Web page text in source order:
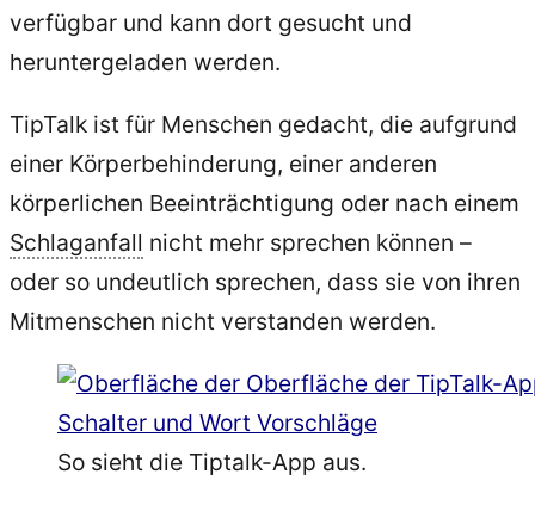
verfügbar und kann dort gesucht und
heruntergeladen werden.
TipTalk ist für Menschen gedacht, die aufgrund
einer Körperbehinderung, einer anderen
körperlichen Beeinträchtigung oder nach einem
Schlaganfall nicht mehr sprechen können –
oder so undeutlich sprechen, dass sie von ihren
Mitmenschen nicht verstanden werden.
So sieht die Tiptalk-App aus.